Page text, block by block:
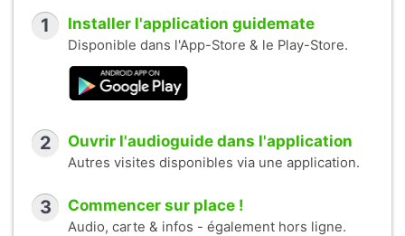
1 Installer l'application guidemate
Disponible dans l'App-Store & le Play-Store.
2 Ouvrir l'audioguide dans l'application
Autres visites disponibles via une application.
3 Commencer sur place !
Audio, carte & infos - également hors ligne.